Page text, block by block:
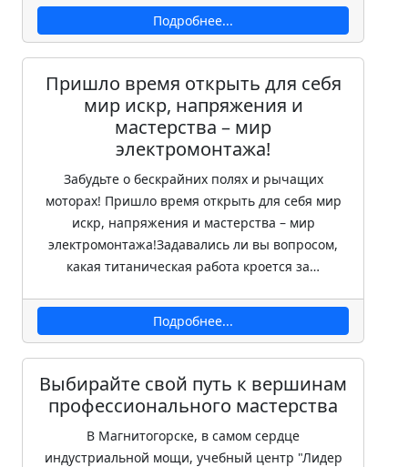
Подробнее...
Пришло время открыть для себя
мир искр, напряжения и
мастерства – мир
электромонтажа!
Забудьте о бескрайних полях и рычащих
моторах! Пришло время открыть для себя мир
искр, напряжения и мастерства – мир
электромонтажа!Задавались ли вы вопросом,
какая титаническая работа кроется за…
Подробнее...
Выбирайте свой путь к вершинам
профессионального мастерства
В Магнитогорске, в самом сердце
индустриальной мощи, учебный центр "Лидер